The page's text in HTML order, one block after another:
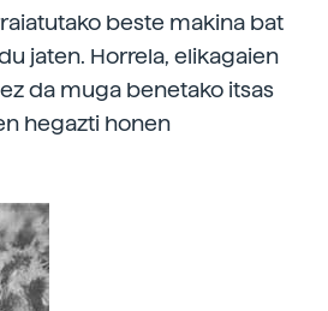
beste makina bat
jaten. Horrela, elikagaien
da muga benetako itsas
hegazti honen